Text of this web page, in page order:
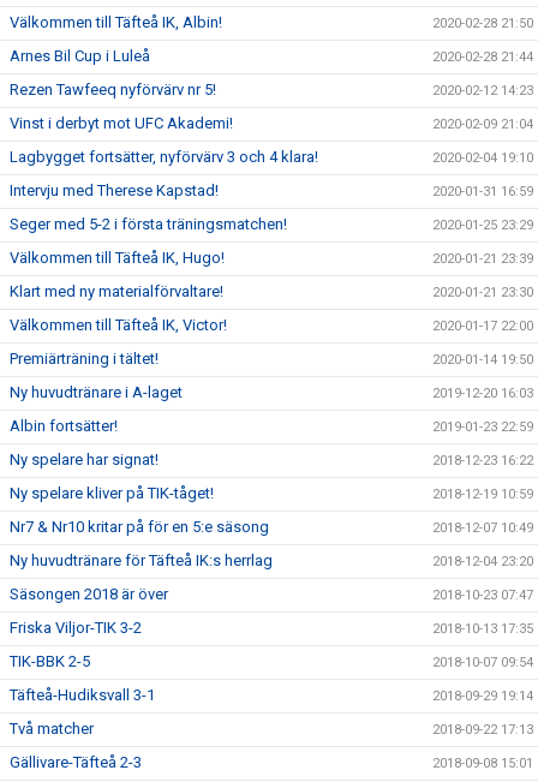
Välkommen till Täfteå IK, Albin! 2020-02-28 21:50
Arnes Bil Cup i Luleå 2020-02-28 21:44
Rezen Tawfeeq nyförvärv nr 5! 2020-02-12 14:23
Vinst i derbyt mot UFC Akademi! 2020-02-09 21:04
Lagbygget fortsätter, nyförvärv 3 och 4 klara! 2020-02-04 19:10
Intervju med Therese Kapstad! 2020-01-31 16:59
Seger med 5-2 i första träningsmatchen! 2020-01-25 23:29
Välkommen till Täfteå IK, Hugo! 2020-01-21 23:39
Klart med ny materialförvaltare! 2020-01-21 23:30
Välkommen till Täfteå IK, Victor! 2020-01-17 22:00
Premiärträning i tältet! 2020-01-14 19:50
Ny huvudtränare i A-laget 2019-12-20 16:03
Albin fortsätter! 2019-01-23 22:59
Ny spelare har signat! 2018-12-23 16:22
Ny spelare kliver på TIK-tåget! 2018-12-19 10:59
Nr7 & Nr10 kritar på för en 5:e säsong 2018-12-07 10:49
Ny huvudtränare för Täfteå IK:s herrlag 2018-12-04 23:20
Säsongen 2018 är över 2018-10-23 07:47
Friska Viljor-TIK 3-2 2018-10-13 17:35
TIK-BBK 2-5 2018-10-07 09:54
Täfteå-Hudiksvall 3-1 2018-09-29 19:14
Två matcher 2018-09-22 17:13
Gällivare-Täfteå 2-3 2018-09-08 15:01